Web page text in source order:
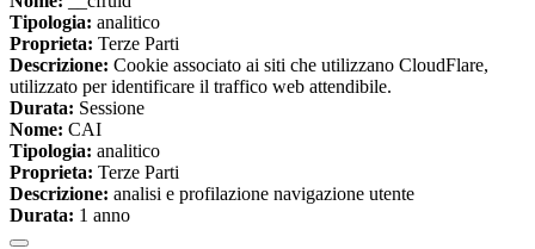
Tipologia: analitico
Proprieta: Terze Parti
Descrizione: Cookie associato ai siti che utilizzano CloudFlare,
utilizzato per identificare il traffico web attendibile.
Durata: Sessione
Nome: CAI
Tipologia: analitico
Proprieta: Terze Parti
Descrizione: analisi e profilazione navigazione utente
Durata: 1 anno